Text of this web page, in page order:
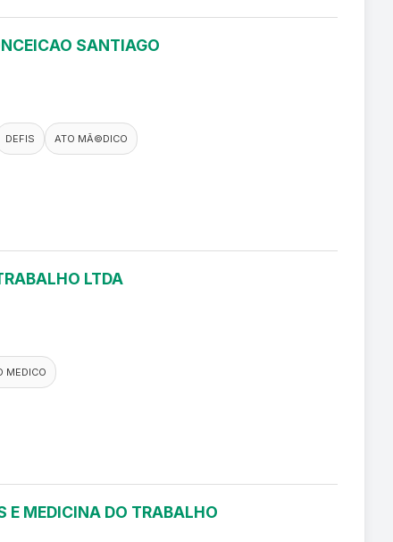
SANTIAGO
DEFIS
ATO MÃ©DICO
LTDA
MEDICO
E MEDICINA DO TRABALHO